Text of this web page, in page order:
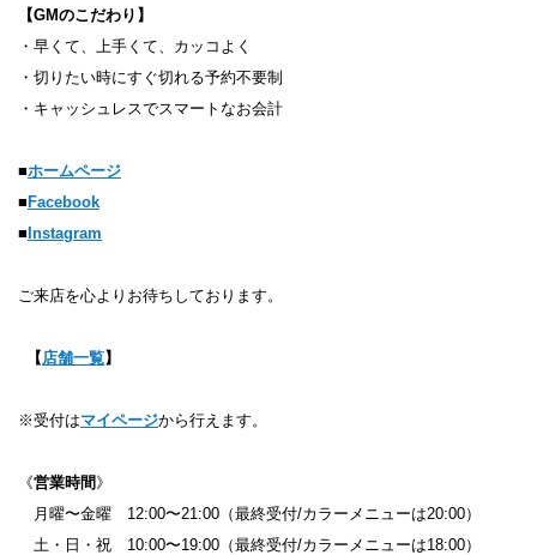
【GMのこだわり】
・早くて、上手くて、カッコよく
・切りたい時にすぐ切れる予約不要制​
・キャッシュレスでスマートなお会計
■ホームページ
■ Facebook
■ Instagram
ご来店を心よりお待ちしております。
【 店舗一覧】
※受付はマイページから行えます。
《営業時間 》
月曜〜金曜 12:00〜21:00（最終受付/カラーメニューは20:00）
土・日・祝 10:00〜19:00（最終受付/カラーメニューは18:00）